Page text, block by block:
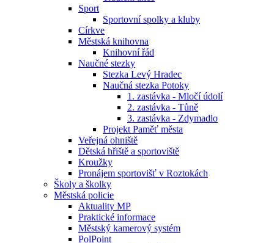
Sport
Sportovní spolky a kluby
Církve
Městská knihovna
Knihovní řád
Naučné stezky
Stezka Levý Hradec
Naučná stezka Potoky
1. zastávka - Mločí údolí
2. zastávka - Tůně
3. zastávka - Zdymadlo
Projekt Paměť města
Veřejná ohniště
Dětská hřiště a sportoviště
Kroužky
Pronájem sportovišť v Roztokách
Školy a školky
Městská policie
Aktuality MP
Praktické informace
Městský kamerový systém
PolPoint